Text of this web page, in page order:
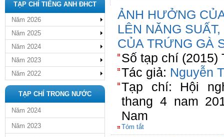
TẠP CHÍ TIẾNG ANH ĐHCT
Năm 2026
Năm 2025
Năm 2024
Năm 2023
Năm 2022
TẠP CHÍ TRONG NƯỚC
Năm 2024
Năm 2023
ẢNH HƯỞNG
LÊN NĂNG
CỦA TRỨNG GÀ
Số tạp chí (2015)
Tác giả: Nguyễn
Tạp chí: Hội
thang 4 nam
Nam
Tóm tắt